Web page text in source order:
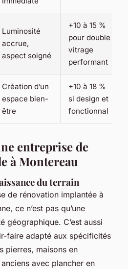
Luminosité
accrue,
aspect soigné
+10 à 15 %
pour double
vitrage
performant
Création d’un
espace bien-
être
+10 à 18 %
si design et
fonctionnal
entreprise de
à Montereau
du terrain
de rénovation implantée à
ce n’est pas qu’une
géographique. C’est aussi
faire adapté aux spécificités
pierres, maisons en
avec plancher en